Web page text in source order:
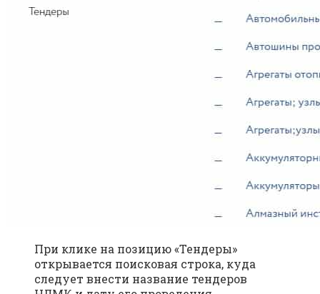
При клике на позицию «Тендеры»
открывается поисковая строка, куда
следует внести название тендеров